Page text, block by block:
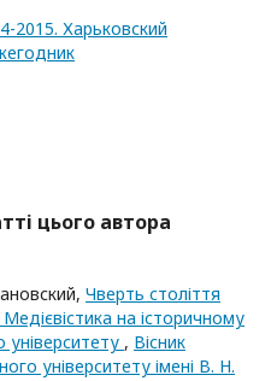
2015. Харьковский
цього автора
Чверть століття
на історичному
університету , Вісник
університету імені В. Н.